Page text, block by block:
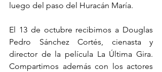
luego del paso del Huracán María.
El 13 de octubre recibimos a Douglas
Pedro Sánchez Cortés, cienasta y
director de la película La Última Gira.
Compartimos además con los actores